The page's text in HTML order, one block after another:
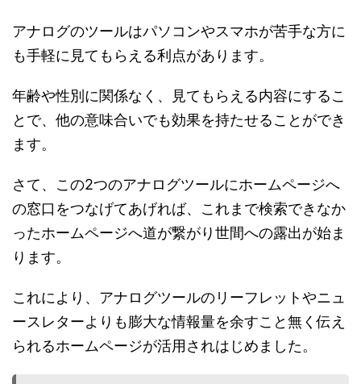
アナログのツールはパソコンやスマホが苦手な方に
も手軽に見てもらえる利点があります。
年齢や性別に関係なく、見てもらえる内容にするこ
とで、他の意味合いでも効果を持たせることができ
ます。
さて、この2つのアナログツールにホームページへ
の窓口をつなげてあげれば、これまで検索できなか
ったホームページへ道が繋がり世間への露出が始ま
ります。
これにより、アナログツールのリーフレットやニュ
ースレターよりも膨大な情報量を余すこと無く伝え
られるホームページが活用されはじめました。